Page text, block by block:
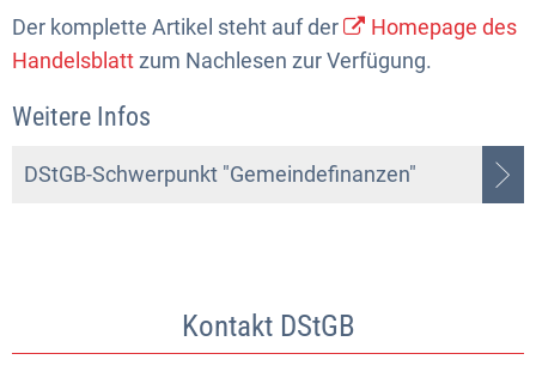
Der komplette Artikel steht auf der
Homepage des
Handelsblattzum Nachlesen zur Verfügung.
Weitere Infos
DStGB-Schwerpunkt "Gemeindefinanzen"
Kontakt DStGB